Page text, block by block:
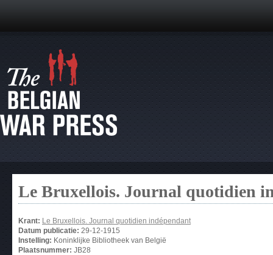
Le Bruxellois. Journal quotidien
Krant: Le Bruxellois. Journal quotidien indépendant
Datum publicatie: 29-12-1915
Instelling: Koninklijke Bibliotheek van België
Plaatsnummer: JB28